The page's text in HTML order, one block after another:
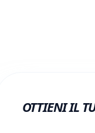
OTTIENI IL